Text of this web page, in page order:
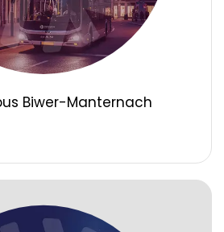
Biwer-Manternach